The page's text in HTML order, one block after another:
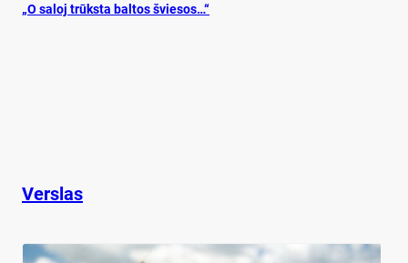
„O sa­loj trūks­ta bal­tos švie­sos…“
Verslas